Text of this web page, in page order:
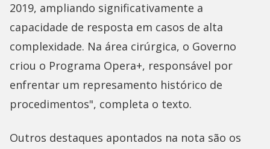
2019, ampliando significativamente a
capacidade de resposta em casos de alta
complexidade. Na área cirúrgica, o Governo
criou o Programa Opera+, responsável por
enfrentar um represamento histórico de
procedimentos", completa o texto.
Outros destaques apontados na nota são os